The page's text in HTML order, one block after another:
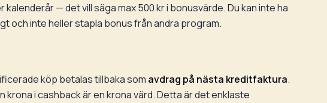
kalenderår — det vill säga max 500 kr i bonusvärde. Du kan inte ha
och inte heller stapla bonus från andra program.
köp betalas tillbaka som avdrag på nästa kreditfaktura.
krona i cashback är en krona värd. Detta är det enklaste